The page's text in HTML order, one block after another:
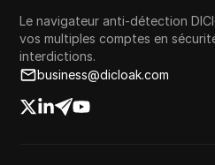
Le navigateur anti-détection
vos multiples comptes en
interdictions.
business@dicloak.com